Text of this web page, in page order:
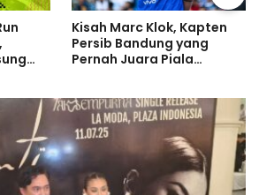
Kisah Marc Klok, Kapten
Persib Bandung yang
Pernah Juara Piala